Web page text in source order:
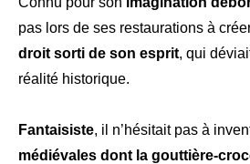
pas lors de ses restaurations à
droit sorti de son esprit, qui
réalité historique.
Fantaisiste, il n’hésitait pas à
médiévales dont la gouttière-